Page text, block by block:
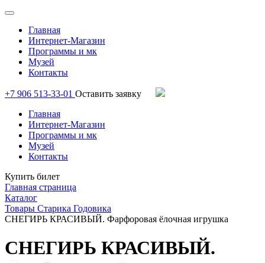
Главная
Интернет-Магазин
Программы и мк
Музей
Контакты
+7 906 513-33-01 Оставить заявку
Главная
Интернет-Магазин
Программы и мк
Музей
Контакты
Купить билет
Главная страница
Каталог
Товары Старика Годовика
СНЕГИРЬ КРАСИВЫЙ. Фарфоровая ёлочная игрушка
СНЕГИРЬ КРАСИВЫЙ.